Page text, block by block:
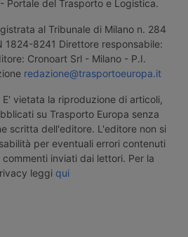
Portale del Trasporto e Logistica.
al Tribunale di Milano n. 284
1824-8241 Direttore responsabile:
Cronoart Srl - Milano - P.I.
redazione@trasportoeuropa.it
vietata la riproduzione di articoli,
su Trasporto Europa senza
scritta dell'editore. L'editore non si
per eventuali errori contenuti
inviati dai lettori. Per la
leggi qui